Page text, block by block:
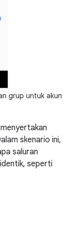
grup untuk akun
skenario ini,
saluran
seperti